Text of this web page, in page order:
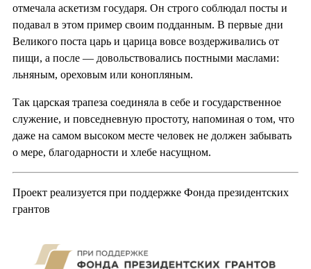
отмечала аскетизм государя. Он строго соблюдал посты и
подавал в этом пример своим подданным. В первые дни
Великого поста царь и царица вовсе воздерживались от
пищи, а после — довольствовались постными маслами:
льняным, ореховым или конопляным.
Так царская трапеза соединяла в себе и государственное
служение, и повседневную простоту, напоминая о том, что
даже на самом высоком месте человек не должен забывать
о мере, благодарности и хлебе насущном.
Проект реализуется при поддержке Фонда президентских
грантов